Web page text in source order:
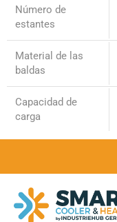
Número de
estantes
Material de las
baldas
Capacidad de
carga